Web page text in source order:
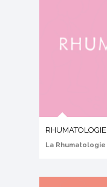
RHUMATOLOGIE
La Rhumatologie